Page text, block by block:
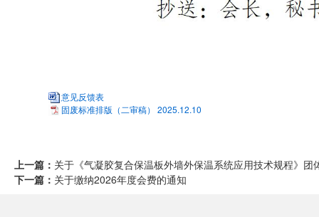
意见反馈表
固废标准排版（二审稿） 2025.12.10
上一篇： 关于《气凝胶复合保温板外墙外保温系统应用技术规程》团
下一篇： 关于缴纳2026年度会费的通知